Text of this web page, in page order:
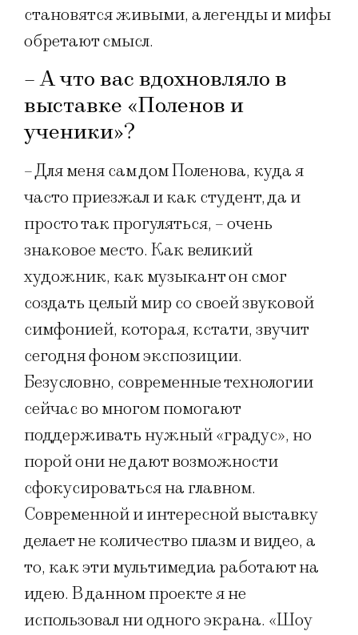
становятся живыми, а легенды и мифы
обретают смысл.
– А что вас вдохновляло в
выставке «Поленов и
ученики»?
– Для меня сам дом Поленова, куда я
часто приезжал и как студент, да и
просто так прогуляться, – очень
знаковое место. Как великий
художник, как музыкант он смог
создать целый мир со своей звуковой
симфонией, которая, кстати, звучит
сегодня фоном экспозиции.
Безусловно, современные технологии
сейчас во многом помогают
поддерживать нужный «градус», но
порой они не дают возможности
сфокусироваться на главном.
Современной и интересной выставку
делает не количество плазм и видео, а
то, как эти мультимедиа работают на
идею. В данном проекте я не
использовал ни одного экрана. «Шоу